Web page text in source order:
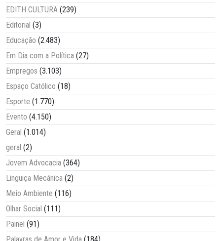
EDITH CULTURA (239)
Editorial (3)
Educação (2.483)
Em Dia com a Política (27)
Empregos (3.103)
Espaço Católico (18)
Esporte (1.770)
Evento (4.150)
Geral (1.014)
geral (2)
Jovem Advocacia (364)
Linguiça Mecânica (2)
Meio Ambiente (116)
Olhar Social (111)
Painel (91)